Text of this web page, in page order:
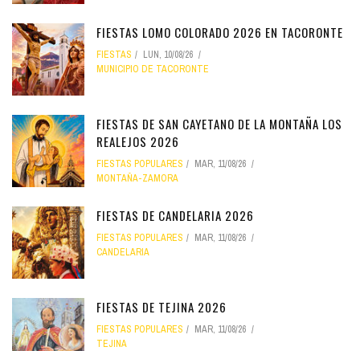
FIESTAS LOMO COLORADO 2026 EN TACORONTE
FIESTAS
LUN, 10/08/26
MUNICIPIO DE TACORONTE
FIESTAS DE SAN CAYETANO DE LA MONTAÑA LOS
REALEJOS 2026
FIESTAS POPULARES
MAR, 11/08/26
MONTAÑA-ZAMORA
FIESTAS DE CANDELARIA 2026
FIESTAS POPULARES
MAR, 11/08/26
CANDELARIA
FIESTAS DE TEJINA 2026
FIESTAS POPULARES
MAR, 11/08/26
TEJINA